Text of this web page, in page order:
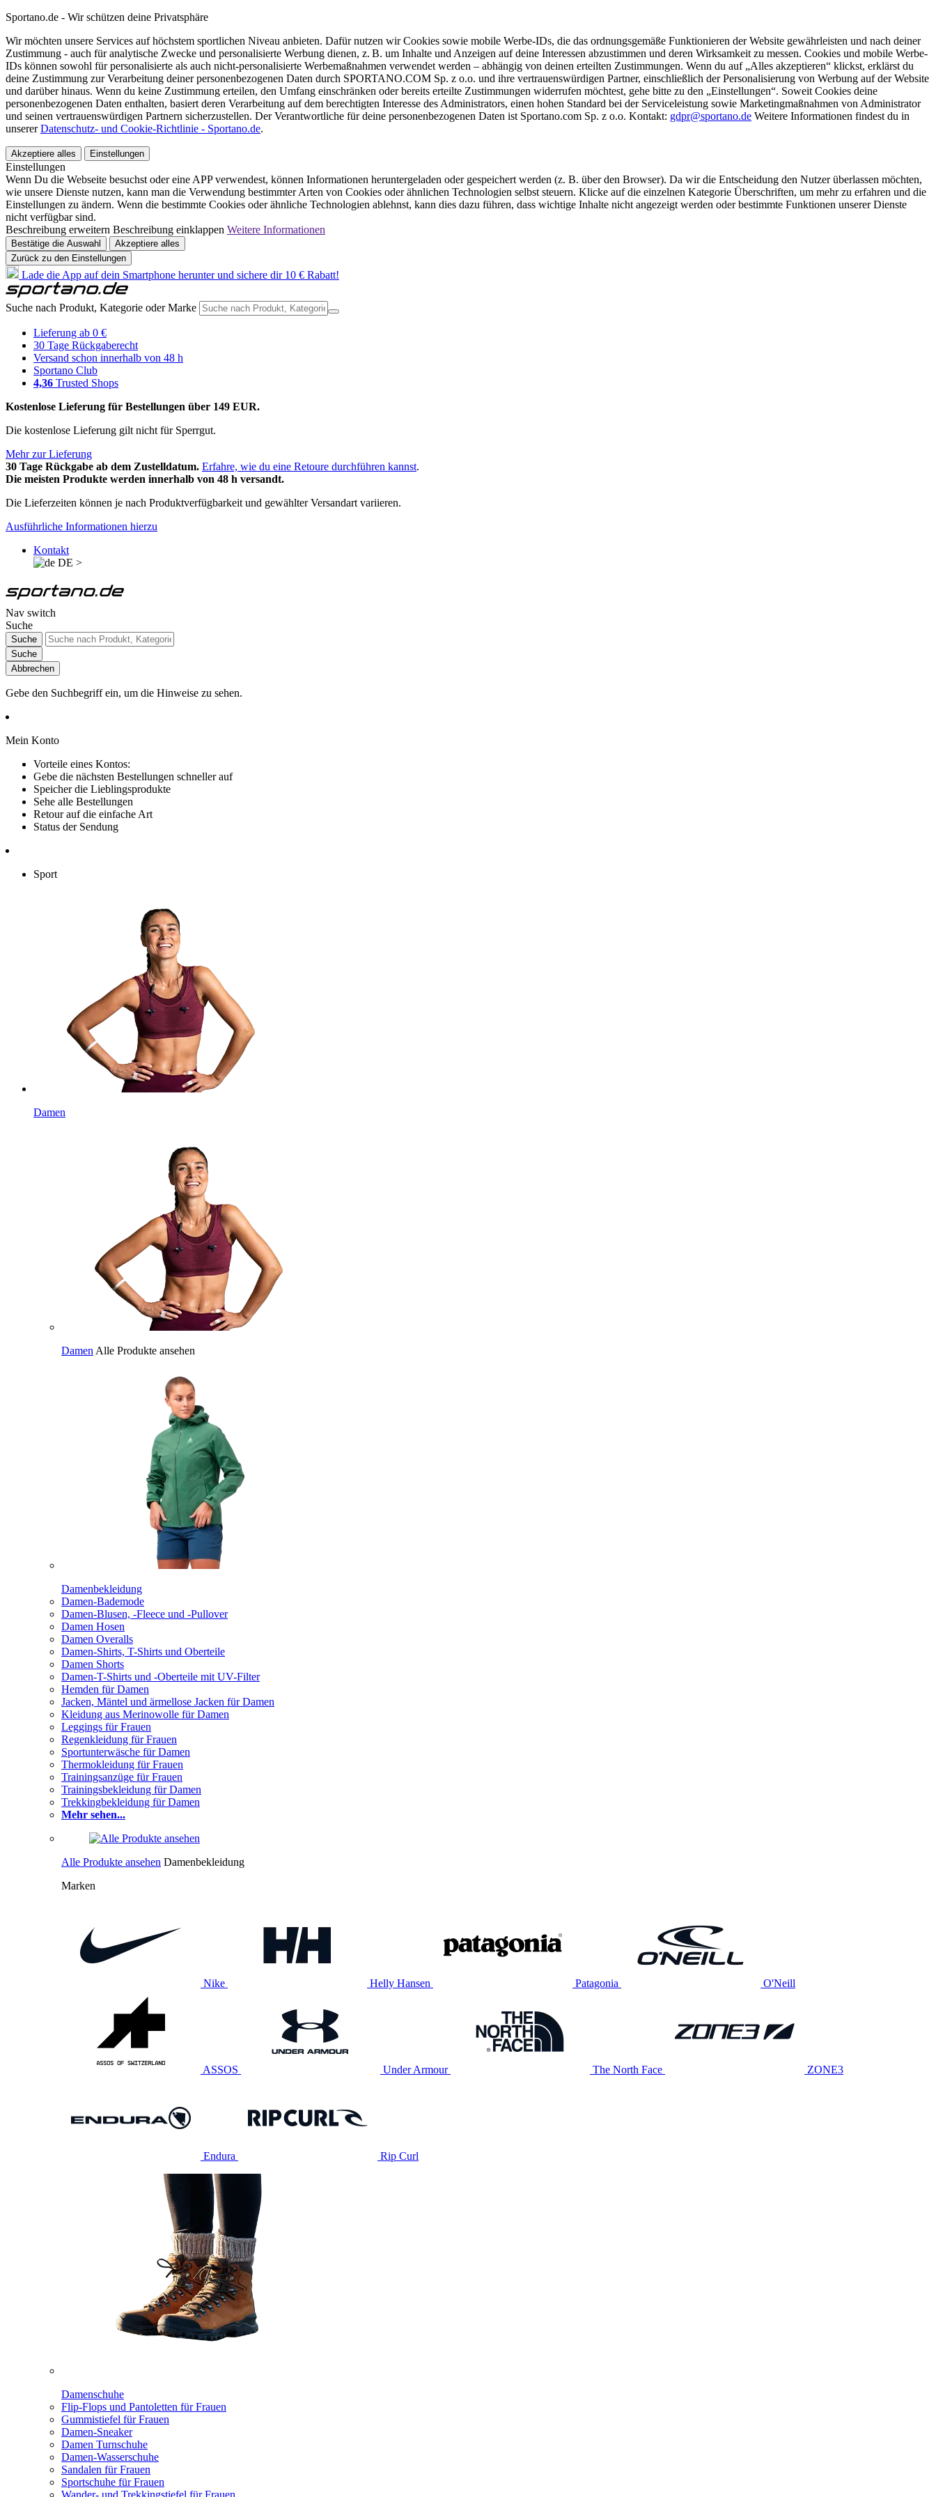
Sportano.de - Wir schützen deine Privatsphäre
Wir möchten unsere Services auf höchstem sportlichen Niveau anbieten. Dafür nutzen wir Cookies sowie mobile Werbe-IDs, die das ordnungsgemäße Funktionieren der Website gewährleisten und nach deiner
Zustimmung - auch für analytische Zwecke und personalisierte Werbung dienen, z. B. um Inhalte und Anzeigen auf deine Interessen abzustimmen und deren Wirksamkeit zu messen. Cookies und mobile Werbe-
IDs können sowohl für personalisierte als auch nicht-personalisierte Werbemaßnahmen verwendet werden – abhängig von deinen erteilten Zustimmungen. Wenn du auf „Alles akzeptieren“ klickst, erklärst du
deine Zustimmung zur Verarbeitung deiner personenbezogenen Daten durch SPORTANO.COM Sp. z o.o. und ihre vertrauenswürdigen Partner, einschließlich der Personalisierung von Werbung auf der Website
und darüber hinaus. Wenn du keine Zustimmung erteilen, den Umfang einschränken oder bereits erteilte Zustimmungen widerrufen möchtest, gehe bitte zu den „Einstellungen“. Soweit Cookies deine
personenbezogenen Daten enthalten, basiert deren Verarbeitung auf dem berechtigten Interesse des Administrators, einen hohen Standard bei der Serviceleistung sowie Marketingmaßnahmen von Administrator
und seinen vertrauenswürdigen Partnern sicherzustellen. Der Verantwortliche für deine personenbezogenen Daten ist Sportano.com Sp. z o.o. Kontakt: gdpr@sportano.de Weitere Informationen findest du in
unsererDatenschutz- und Cookie-Richtlinie - Sportano.de.
Akzeptiere alles Einstellungen
Einstellungen
Wenn Du die Webseite besuchst oder eine APP verwendest, können Informationen heruntergeladen oder gespeichert werden (z. B. über den Browser). Da wir die Entscheidung den Nutzer überlassen möchten,
wie unsere Dienste nutzen, kann man die Verwendung bestimmter Arten von Cookies oder ähnlichen Technologien selbst steuern. Klicke auf die einzelnen Kategorie Überschriften, um mehr zu erfahren und die
Einstellungen zu ändern. Wenn die bestimmte Cookies oder ähnliche Technologien ablehnst, kann dies dazu führen, dass wichtige Inhalte nicht angezeigt werden oder bestimmte Funktionen unserer Dienste
nicht verfügbar sind.
Beschreibung erweitern Beschreibung einklappen Weitere Informationen
Bestätige die Auswahl
Akzeptiere alles
Zurück zu den Einstellungen
Lade die App auf dein Smartphone herunter und sichere dir 10 € Rabatt!
Suche nach Produkt, Kategorie oder Marke
Lieferung ab 0 €
30 Tage Rückgaberecht
Versand schon innerhalb von 48 h
Sportano Club
4,36 Trusted Shops
Kostenlose Lieferung für Bestellungen über 149 EUR.
Die kostenlose Lieferung gilt nicht für Sperrgut.
Mehr zur Lieferung
30 Tage Rückgabe ab dem Zustelldatum. Erfahre, wie du eine Retoure durchführen kannst.
Die meisten Produkte werden innerhalb von 48 h versandt.
Die Lieferzeiten können je nach Produktverfügbarkeit und gewählter Versandart variieren.
Ausführliche Informationen hierzu
Kontakt
DE >
Nav switch
Suche
Suche
Suche
Abbrechen
Gebe den Suchbegriff ein, um die Hinweise zu sehen.
Mein Konto
Vorteile eines Kontos:
Gebe die nächsten Bestellungen schneller auf
Speicher die Lieblingsprodukte
Sehe alle Bestellungen
Retour auf die einfache Art
Status der Sendung
Sport
Damen
Damen Alle Produkte ansehen
Damenbekleidung
Damen-Bademode
Damen-Blusen, -Fleece und -Pullover
Damen Hosen
Damen Overalls
Damen-Shirts, T-Shirts und Oberteile
Damen Shorts
Damen-T-Shirts und -Oberteile mit UV-Filter
Hemden für Damen
Jacken, Mäntel und ärmellose Jacken für Damen
Kleidung aus Merinowolle für Damen
Leggings für Frauen
Regenkleidung für Frauen
Sportunterwäsche für Damen
Thermokleidung für Frauen
Trainingsanzüge für Frauen
Trainingsbekleidung für Damen
Trekkingbekleidung für Damen
Mehr sehen...
Alle Produkte ansehen Damenbekleidung
Marken
Nike Helly Hansen Patagonia O'Neill
ASSOS Under Armour The North Face ZONE3
Endura Rip Curl
Damenschuhe
Flip-Flops und Pantoletten für Frauen
Gummistiefel für Frauen
Damen-Sneaker
Damen Turnschuhe
Damen-Wasserschuhe
Sandalen für Frauen
Sportschuhe für Frauen
Wander- und Trekkingstiefel für Frauen